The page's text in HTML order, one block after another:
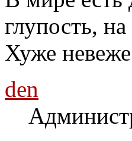
глупость,
Хуже
den